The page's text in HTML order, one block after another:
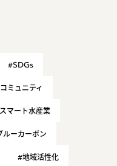
#SDGs
ミュニティ
マート水産業
ルーカーボン
#地域活性化